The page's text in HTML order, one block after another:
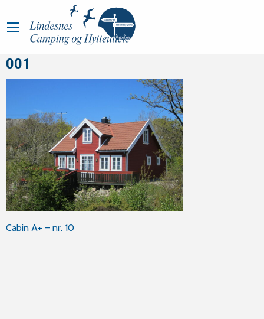
001
Post
Cabin A+ – nr. 10